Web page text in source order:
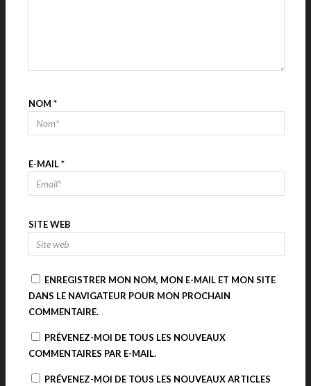
NOM *
E-MAIL*
SITE WEB
ENREGISTRER MON NOM, MON E-MAIL ET MON SITE
DANS LE NAVIGATEUR POUR MON PROCHAIN
COMMENTAIRE.
PRÉVENEZ-MOI DE TOUS LES NOUVEAUX
COMMENTAIRES PAR E-MAIL.
PRÉVENEZ-MOI DE TOUS LES NOUVEAUX ARTICLES